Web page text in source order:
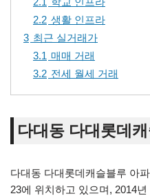
2.2 생활 인프라
3 최근 실거래가
3.1 매매 거래
3.2 전세 월세 거래
다대동 다대롯데
다대동 다대롯데캐슬블루 아
23에 위치하고 있으며, 2014